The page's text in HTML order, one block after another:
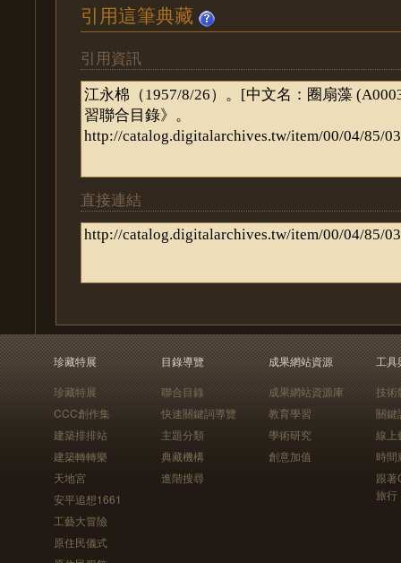
引用這筆典藏
引用資訊
直接連結
珍藏特展
珍藏特展
CCC創作集
建築排排站
建築轉轉樂
天地宮
安平追想1661
工藝大冒險
原住民儀式
目錄導覽
聯合目錄
快速關鍵詞導覽
主題分類
典藏機構
進階搜尋
成果網站資源
成果網站資源庫
教育學習
學術研究
創意加值
工具
技術
關鍵
線上
時間
跟
旅行